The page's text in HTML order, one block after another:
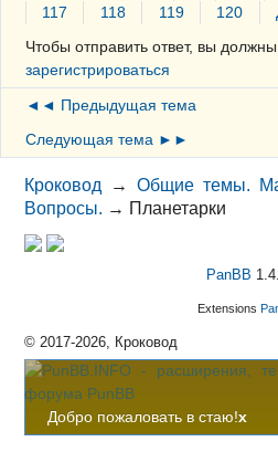
117
118 119 120
Чтобы отправить ответ, вы должны
зарегистрироваться
◄◄ Предыдущая тема
Следующая тема ►►
Кроковод →Общие темы.
Вопросы. → Планетарки
PanBB
Extensions
© 2017-2026, Кроковод
Добро пожаловать в стаю!x